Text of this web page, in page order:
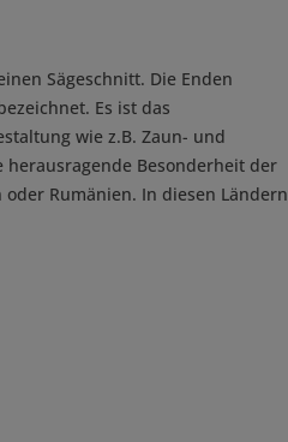
Sägeschnitt. Die Enden
Es ist das
wie z.B. Zaun- und
herausragende Besonderheit der
Rumänien. In diesen Ländern